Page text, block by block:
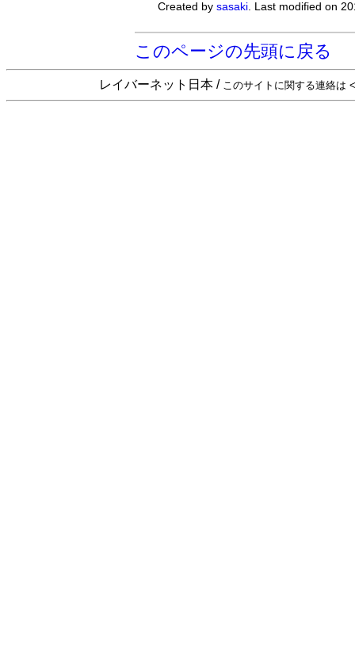
Created bysasaki. Last modified on
このページの先頭に戻る
レイバーネット日本 / このサイトに関する連絡は